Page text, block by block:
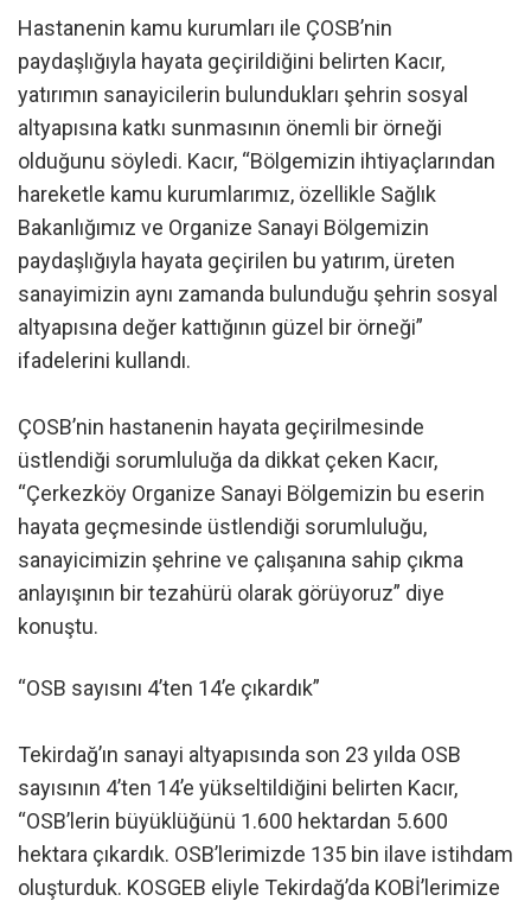
Hastanenin kamu kurumları ile ÇOSB’nin
paydaşlığıyla hayata geçirildiğini belirten Kacır,
yatırımın sanayicilerin bulundukları şehrin sosyal
altyapısına katkı sunmasının önemli bir örneği
olduğunu söyledi. Kacır, “Bölgemizin ihtiyaçlarından
hareketle kamu kurumlarımız, özellikle Sağlık
Bakanlığımız ve Organize Sanayi Bölgemizin
paydaşlığıyla hayata geçirilen bu yatırım, üreten
sanayimizin aynı zamanda bulunduğu şehrin sosyal
altyapısına değer kattığının güzel bir örneği”
ifadelerini kullandı.
ÇOSB’nin hastanenin hayata geçirilmesinde
üstlendiği sorumluluğa da dikkat çeken Kacır,
“Çerkezköy Organize Sanayi Bölgemizin bu eserin
hayata geçmesinde üstlendiği sorumluluğu,
sanayicimizin şehrine ve çalışanına sahip çıkma
anlayışının bir tezahürü olarak görüyoruz” diye
konuştu.
“OSB sayısını 4’ten 14’e çıkardık”
Tekirdağ’ın sanayi altyapısında son 23 yılda OSB
sayısının 4’ten 14’e yükseltildiğini belirten Kacır,
“OSB’lerin büyüklüğünü 1.600 hektardan 5.600
hektara çıkardık. OSB’lerimizde 135 bin ilave istihdam
oluşturduk. KOSGEB eliyle Tekirdağ’da KOBİ’lerimize